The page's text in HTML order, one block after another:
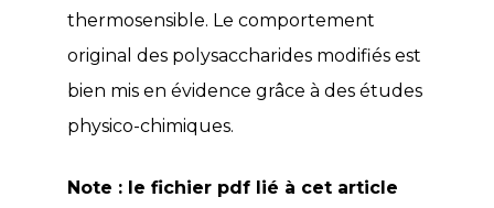
thermosensible. Le comportement
original des polysaccharides modifiés est
bien mis en évidence grâce à des études
physico-chimiques.
Note : le fichier pdf lié à cet article